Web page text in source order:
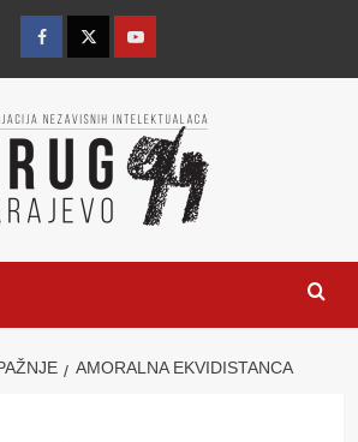
FacebookTwitterYouTube
AMORALNA EKVIDISTANCA